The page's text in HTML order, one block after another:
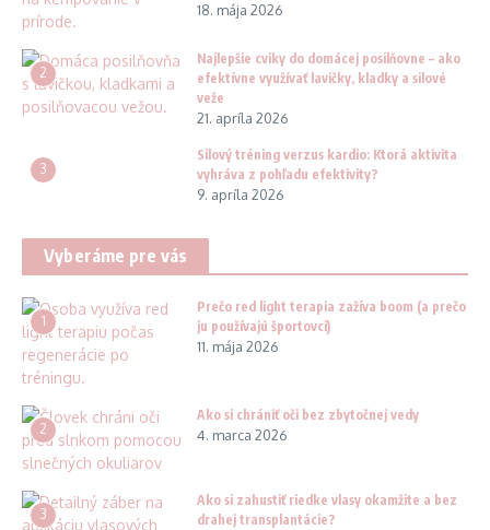
18. mája 2026
2
Najlepšie cviky do domácej posilňovne – ako
efektívne využívať lavičky, kladky a silové
veže
21. apríla 2026
3
Silový tréning verzus kardio: Ktorá aktivita
vyhráva z pohľadu efektivity?
9. apríla 2026
Vyberáme pre vás
1
Prečo red light terapia zažíva boom (a prečo
ju používajú športovci)
11. mája 2026
2
Ako si chrániť oči bez zbytočnej vedy
4. marca 2026
3
Ako si zahustiť riedke vlasy okamžite a bez
drahej transplantácie?